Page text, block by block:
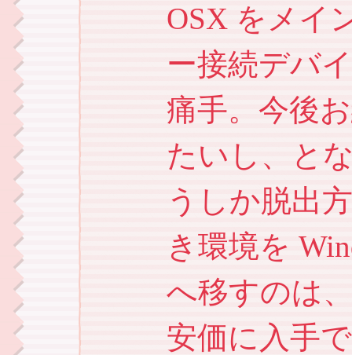
OSX をメイ
ー接続デバ
痛手。今後
たいし、と
うしか脱出
き環境を
へ移すのは
安価に入手